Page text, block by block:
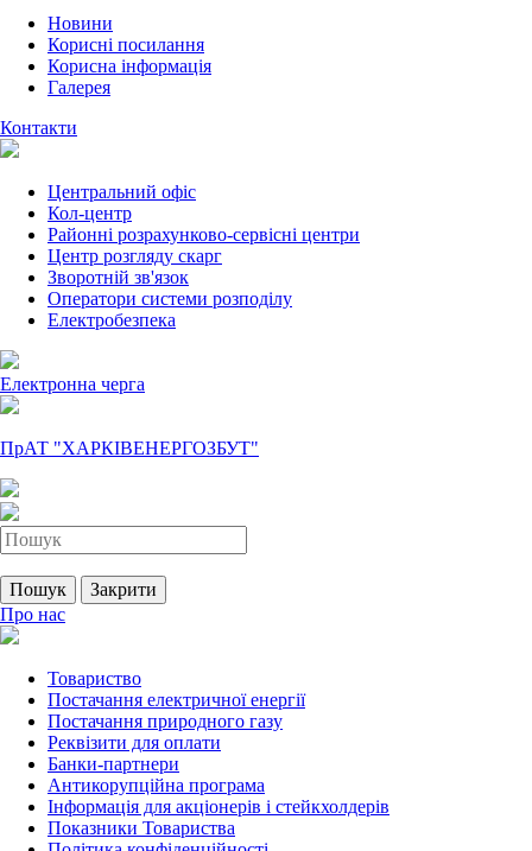
Новини
Корисні посилання
Корисна інформація
Галерея
Контакти
Центральний офіс
Кол-центр
Районні розрахунково-сервісні центри
Центр розгляду скарг
Зворотній зв'язок
Оператори системи розподілу
Електробезпека
Електронна черга
ПрАТ "ХАРКІВЕНЕРГОЗБУТ"
Пошук
Закрити
Про нас
Товариство
Постачання електричної енергії
Постачання природного газу
Реквізити для оплати
Банки-партнери
Антикорупційна програма
Інформація для акціонерів і стейкхолдерів
Показники Товариства